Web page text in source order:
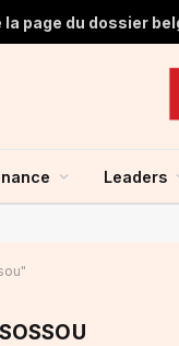
la page du dossier
Leaders